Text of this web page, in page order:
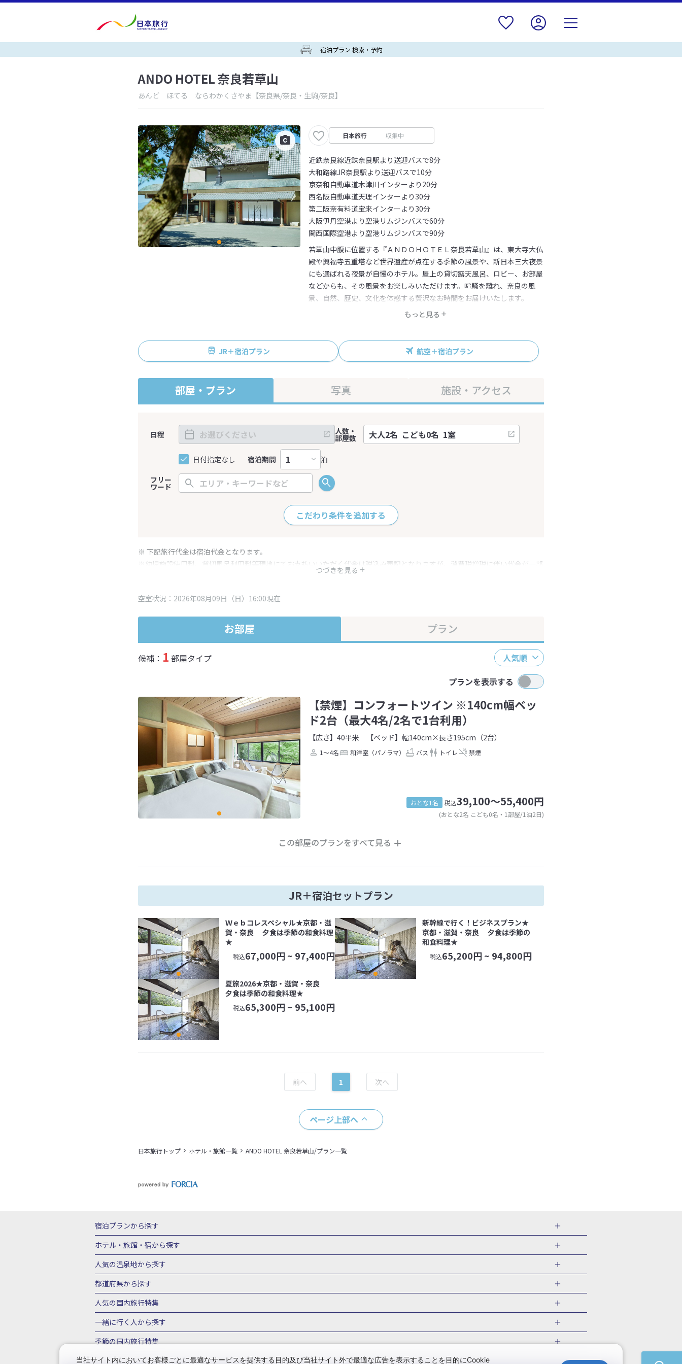
宿泊プラン 検索・予約
ANDO HOTEL 奈良若草山
あんど ほてる ならわかくさやま 【奈良県/奈良・生駒/奈良】
日本旅行 収集中
近鉄奈良線近鉄奈良駅より送迎バスで8分
大和路線JR奈良駅より送迎バスで10分
京奈和自動車道木津川インターより20分
西名阪自動車道天理インターより30分
第二阪奈有料道宝来インターより30分
大阪伊丹空港より空港リムジンバスで60分
関西国際空港より空港リムジンバスで90分
もっと見る
若草山中腹に位置する『ＡＮＤＯＨＯＴＥＬ奈良若草山』は、東大寺大仏
殿や興福寺五重塔など世界遺産が点在する季節の風景や、新日本三大夜景
にも選ばれる夜景が自慢のホテル。屋上の貸切露天風呂、ロビー、お部屋
などからも、その風景をお楽しみいただけます。喧騒を離れ、奈良の風
景、自然、歴史、文化を体感する贅沢なお時間をお届けいたします。
JR＋宿泊プラン 航空＋宿泊プラン
部屋・プラン 写真 施設・アクセス
日程
日付指定なし 宿泊期間 泊
人数・
部屋数
フリー
ワード
こだわり条件を追加する
つづきを見る
※ 下記旅行代金は宿泊代金となります。
※幼児施設使用料、貸切風呂利用料等現地にてお支払いいただく代金は税込み表記となりますが、消費税増税に伴い代金が一部
空室状況：2026年08月09日（日）16:00現在
お部屋 プラン
候補： 1 部屋タイプ
人気順
プランを表示する
【禁煙】コンフォートツイン ※140cm幅ベッ
ド2台（最大4名/2名で1台利用）
【広さ】40平米 【ベッド】幅140cm×長さ195cm（2台）
1～4名 和洋室（パノラマ） バス トイレ 禁煙
おとな1名 税込39,100～55,400円
(おとな2名 こども0名・1部屋/1泊2日)
この部屋のプランをすべて見る
JR＋宿泊セットプラン
Ｗｅｂコレスペシャル★京都・滋
賀・奈良 夕食は季節の和食料理
★
税込67,000円 ~ 97,400円
新幹線で行く！ビジネスプラン★
京都・滋賀・奈良 夕食は季節の
和食料理★
税込65,200円 ~ 94,800円
夏旅2026★京都・滋賀・奈良
夕食は季節の和食料理★
税込65,300円 ~ 95,100円
1
ページ上部へ
日本旅行トップ ホテル・旅館一覧 ANDO HOTEL 奈良若草山/プラン一覧
宿泊プランから探す
北海道
東北 青森県
栃木県
群馬県 北陸 富山県 石川県 福井県 甲信越 山梨県 新潟県 長野県 東海 静岡県 岐阜県
愛知県
三重県
近畿 滋賀県 京都府 大阪府 兵庫県 奈良県 和歌山県 四国 徳島県 高知県 香川県 愛媛県
中国
岡山県
広島県
ホテル・旅館・宿から探す
北海道ホテル・旅館
山形県ホテル・旅館
福島県ホテル・旅館 東京都ホテル・旅館 神奈川県ホテル・旅館
埼玉県ホテル・旅館
千葉県ホテル・旅館
茨城県ホテル・旅館 栃木県ホテル・旅館 群馬県ホテル・旅館
富山県ホテル・旅館
石川県ホテル・旅館
静岡県ホテル・旅館
京都府ホテル・旅館
大阪府ホテル・旅館 兵庫県ホテル・旅館 奈良県ホテル・旅館
和歌山県ホテル・旅館
広島県ホテル・旅館
鳥取県ホテル・旅館 島根県ホテル・旅館 山口県ホテル・旅館 福岡県ホテル・旅館
人気の温泉地から探す
北海道
湯の川温泉(北海道)
川湯温泉(北海道)
層雲峡温泉(北海道) 知床温泉(北海道) 東北 花巻温泉(岩手) 蔵王温泉(山形)
かみのやま温泉(山形)
鳴子温泉(宮城)
秋保温泉(宮城) 飯坂温泉(福島) 北陸 和倉温泉(石川) 宇奈月温泉(富山) あわら温泉(福井)
関東
鬼怒川温泉(栃木)
川治温泉(栃木)
伊豆箱根
箱根湯本温泉(神奈川)
都道府県から探す
北海道旅行・ツアー
山形旅行・ツアー
福島旅行・ツアー 関東 東京旅行・ツアー 神奈川旅行・ツアー 埼玉旅行・ツアー
千葉旅行・ツアー
茨城旅行・ツアー
栃木旅行・ツアー 群馬旅行・ツアー 北陸 富山旅行・ツアー 石川旅行・ツアー
福井旅行・ツアー
甲信越
山梨旅行・ツアー 新潟旅行・ツアー 長野旅行・ツアー 東海 静岡旅行・ツアー
岐阜旅行・ツアー
愛知旅行・ツアー
三重旅行・ツアー 関西 滋賀旅行・ツアー 京都旅行・ツアー 大阪旅行・ツアー 兵庫旅行・ツアー
人気の国内旅行特集
東京ディズニーリゾート®への旅
一緒に行く人から探す
一人旅 国内版
家族・子連れ旅行 国内版
季節の国内旅行特集
桜・お花見特集
ゴールデンウィーク（GW）の国内旅行 夏休み・お盆の国内旅行 7月の国内旅行 8月の国内旅行
当社サイト内においてお客様ごとに最適なサービスを提供する目的及び当社サイト外で最適な広告を表示することを目的にCookie